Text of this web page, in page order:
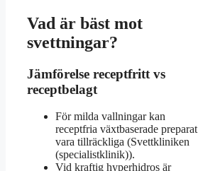
Vad är bäst mot
svettningar?
Jämförelse receptfritt vs
receptbelagt
För milda vallningar kan
receptfria växtbaserade preparat
vara tillräckliga (Svettkliniken
(specialistklinik)).
Vid kraftig hyperhidros är